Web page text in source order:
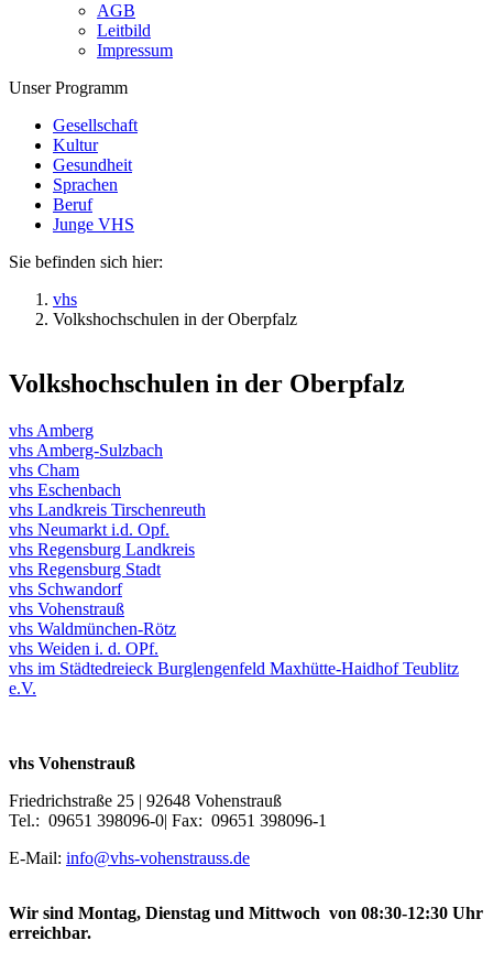
AGB
Leitbild
Impressum
Unser Programm
Gesellschaft
Kultur
Gesundheit
Sprachen
Beruf
Junge VHS
Sie befinden sich hier:
vhs
Volkshochschulen in der Oberpfalz
Volkshochschulen in der Oberpfalz
vhs Amberg
vhs Amberg-Sulzbach
vhs Cham
vhs Eschenbach
vhs Landkreis Tirschenreuth
vhs Neumarkt i.d. Opf.
vhs Regensburg Landkreis
vhs Regensburg Stadt
vhs Schwandorf
vhs Vohenstrauß
vhs Waldmünchen-Rötz
vhs Weiden i. d. OPf.
vhs im Städtedreieck Burglengenfeld Maxhütte-Haidhof Teublitz
e.V.
vhs Vohenstrauß
Friedrichstraße 25 | 92648 Vohenstrauß
Tel.: 09651 398096-0| Fax: 09651 398096-1
E-Mail: info@vhs-vohenstrauss.de
Wir sind Montag, Dienstag und Mittwoch von 08:30-12:30 Uhr
erreichbar.